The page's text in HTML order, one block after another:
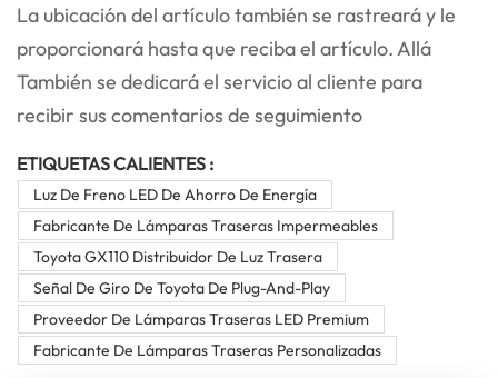
La ubicación del artículo también se rastreará y le
proporcionará hasta que reciba el artículo. Allá
También se dedicará el servicio al cliente para
recibir sus comentarios de seguimiento
ETIQUETAS CALIENTES :
Luz De Freno LED De Ahorro De Energía
Fabricante De Lámparas Traseras Impermeables
Toyota GX110 Distribuidor De Luz Trasera
Señal De Giro De Toyota De Plug-And-Play
Proveedor De Lámparas Traseras LED Premium
Fabricante De Lámparas Traseras Personalizadas